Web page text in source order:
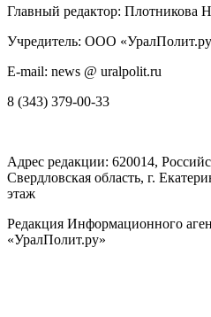
Главный редактор: Плотникова
Учредитель: ООО
E-mail: news @ uralpolit.ru
8 (343) 379-00-33
Адрес редакции: 620014,
Свердловская область, г.
этаж
Редакция Информационного
«УралПолит.ру»